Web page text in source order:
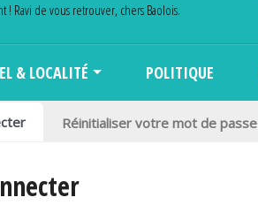
! Ravi de vous retrouver, chers Baolois.
& LOCALITÉ POLITIQUE
Réinitialiser votre mot de passe